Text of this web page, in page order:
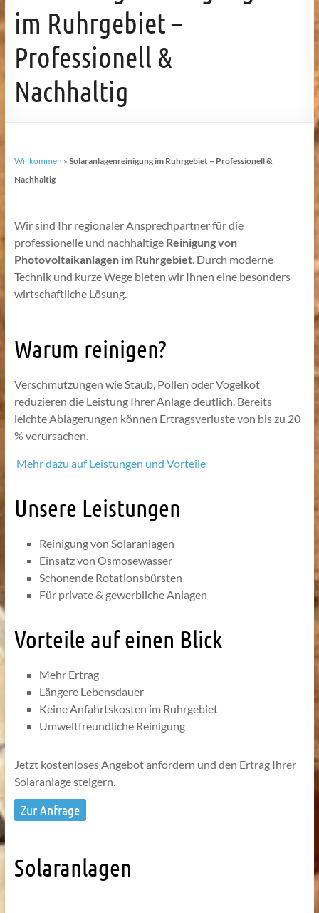
im Ruhrgebiet –
Professionell &
Nachhaltig
Willkommen » Solaranlagenreinigung im Ruhrgebiet – Professionell &
Nachhaltig
Wir sind Ihr regionaler Ansprechpartner für die
professionelle und nachhaltige Reinigung von
Photovoltaikanlagen im Ruhrgebiet. Durch moderne
Technik und kurze Wege bieten wir Ihnen eine besonders
wirtschaftliche Lösung.
Warum reinigen?
Verschmutzungen wie Staub, Pollen oder Vogelkot
reduzieren die Leistung Ihrer Anlage deutlich. Bereits
leichte Ablagerungen können Ertragsverluste von bis zu 20
% verursachen.
Mehr dazu auf Leistungen und Vorteile
Unsere Leistungen
Reinigung von Solaranlagen
Einsatz von Osmosewasser
Schonende Rotationsbürsten
Für private & gewerbliche Anlagen
Vorteile auf einen Blick
Mehr Ertrag
Längere Lebensdauer
Keine Anfahrtskosten im Ruhrgebiet
Umweltfreundliche Reinigung
Jetzt kostenloses Angebot anfordern und den Ertrag Ihrer
Solaranlage steigern.
Zur Anfrage
Solaranlagen